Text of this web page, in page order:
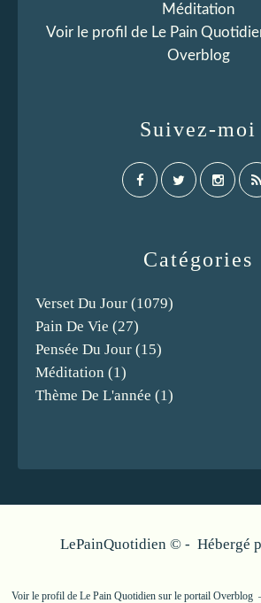
Catégories
Verset Du Jour (1079)
Pain De Vie (27)
Pensée Du Jour (15)
Méditation (1)
Thème De L'année (1)
Méditation
Voir le profil de Le Pain
Overblog
Suivez-moi
LePainQuotidien © - Hébergé
Voir le profil de Le Pain Quotidiensur le portail Overblog